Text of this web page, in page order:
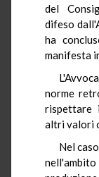
del
difeso
ha
manifesta
norme
rispettare
altri valori
Nel